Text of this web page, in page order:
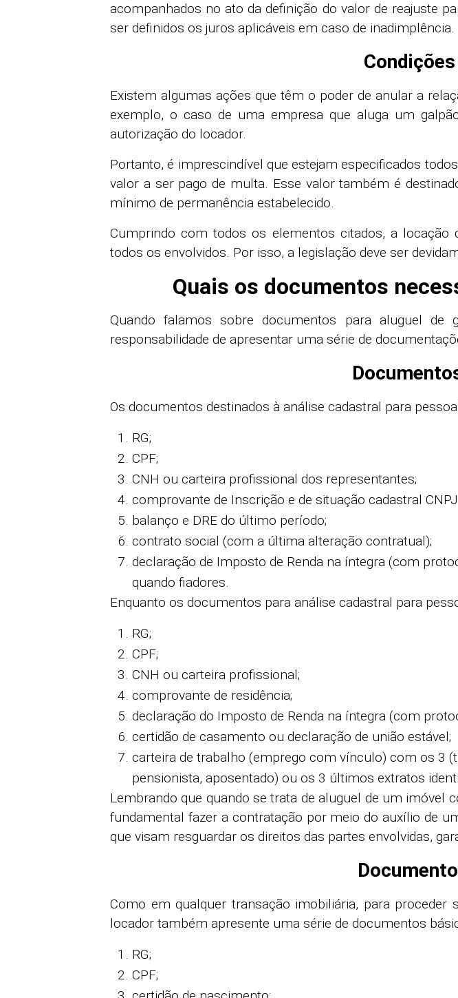
acompanhados no ato da definição do valor de reajuste
ser definidos os juros aplicáveis em caso de inadimplência.
Existem algumas ações que têm o poder de anular a
exemplo, o caso de uma empresa que aluga um
autorização do locador.
Portanto, é imprescindível que estejam especificados
valor a ser pago de multa. Esse valor também é
mínimo de permanência estabelecido.
Cumprindo com todos os elementos citados, a
todos os envolvidos. Por isso, a legislação deve ser
Quais os documentos
Quando falamos sobre documentos para aluguel
responsabilidade de apresentar uma série de
Os documentos destinados à análise cadastral para
RG;
CPF;
CNH ou carteira profissional dos representantes;
comprovante de Inscrição e de situação cadastral
balanço e DRE do último período;
contrato social (com a última alteração contratual);
declaração de Imposto de Renda na íntegra (com
quando fiadores.
Enquanto os documentos para análise cadastral para
RG;
CPF;
CNH ou carteira profissional;
comprovante de residência;
declaração do Imposto de Renda na íntegra (com
certidão de casamento ou declaração de união estável;
carteira de trabalho (emprego com vínculo) com os 3
pensionista, aposentado) ou os 3 últimos extratos
Lembrando que quando se trata de aluguel de um imóvel
fundamental fazer a contratação por meio do auxílio de
que visam resguardar os direitos das partes envolvidas,
Como em qualquer transação imobiliária, para
locador também apresente uma série de documentos
RG;
CPF;